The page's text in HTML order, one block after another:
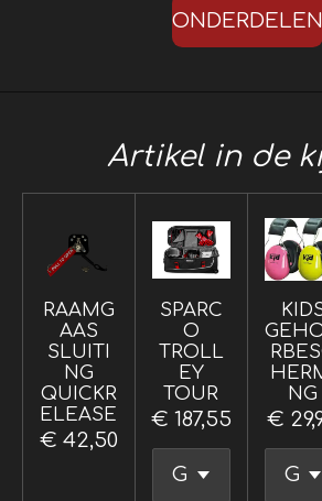
ONDERDELEN
Artikel in de
RAAMG
AAS
SLUITI
NG
QUICKR
ELEASE
€ 42,50
SPARC
O
TROLL
EY
TOUR
€ 187,55
NG
€